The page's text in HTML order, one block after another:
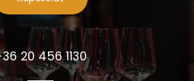
20 456 1130